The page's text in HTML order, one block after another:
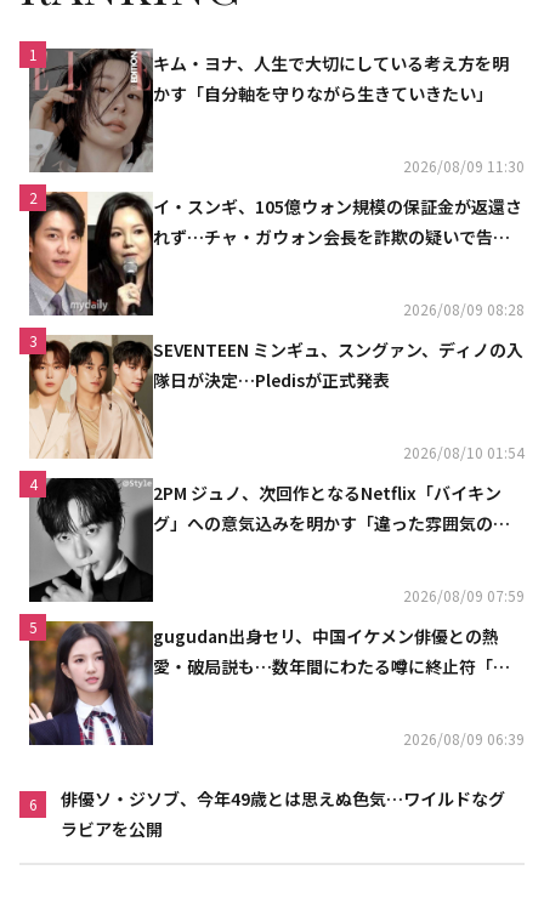
1
キム・ヨナ、人生で大切にしている考え方を明
かす「自分軸を守りながら生きていきたい」
2026/08/09 11:30
2
イ・スンギ、105億ウォン規模の保証金が返還さ
れず…チャ・ガウォン会長を詐欺の疑いで告訴
2026/08/09 08:28
3
SEVENTEEN ミンギュ、スングァン、ディノの入
隊日が決定…Pledisが正式発表
2026/08/10 01:54
4
2PM ジュノ、次回作となるNetflix「バイキン
グ」への意気込みを明かす「違った雰囲気の姿
2026/08/09 07:59
5
gugudan出身セリ、中国イケメン俳優との熱
愛・破局説も…数年間にわたる噂に終止符「邪
2026/08/09 06:39
6
俳優ソ・ジソブ、今年49歳とは思えぬ色気…ワイルドなグ
ラビアを公開